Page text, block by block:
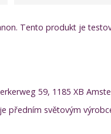
Tento produkt je
59, 1185 XB
předním světovým